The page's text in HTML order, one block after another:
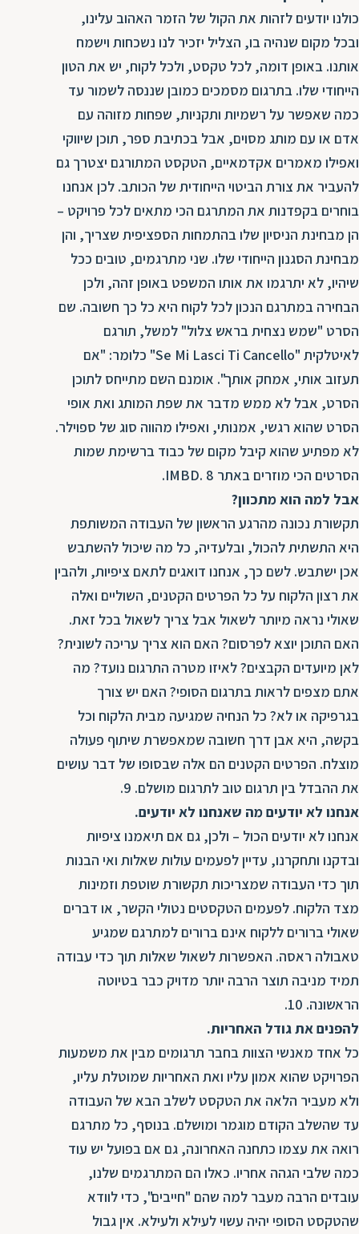
כולנו יודעים לזהות את הקול של הזמר האהוב עלינו,
ובכל מקום שנהיה בו, הצליל יזכיר לנו נשכחות וישמח
אותנו. באופן דומה, לכל טקסט, ולכל לקוח, יש את הטון
הייחודי שלו. בתרגום מסמכים כמובן שננסה לשמור עד
כמה שאפשר על רשמיות ותקניות, שפחות מזוהה עם
אדם או עם מותג מסוים, אבל בכתיבת ספר, תוכן שיווקי
ואפילו מאמרים אקדמאיים, הטקסט המתורגם יצטרך גם
להעביר את צורת הביטוי הייחודית של הכותב. לכן אנחנו
בוחרים בקפדנות את המתרגם הכי מתאים לכל פרויקט –
הן מבחינת הניסיון שלו בהתמחות הספציפית שצריך, והן
מבחינת הסגנון הייחודי שלו. שני מתרגמים, טובים ככל
שיהיו, לא יתרגמו את אותו המשפט באופן זהה, ולכן
הבחירה במתרגם הנכון לכל לקוח היא כל כך חשובה. שם
הסרט "שמש נצחית בראש צלול" למשל, תורגם
לאיטלקית "Se Mi Lasci Ti Cancello" כלומר: "אם
תעזוב אותי, אמחק אותך". אומנם השם מתייחס לתוכן
הסרט, אבל לא ממש מדבר את שפת המותג ואת אופי
הסרט שהוא רגשי, אמנותי, ואפילו מהווה סוג של ספוילר.
לא מפתיע שהוא קיבל מקום של כבוד ברשימת שמות
הסרטים הכי מוזרים באתר IMBD. 8.
אבל למה הוא מתכוון?
תקשורת נכונה מהרגע הראשון של העבודה המשותפת
היא התשתית להכול, ובלעדיה, כל מה שיכול להשתבש
אכן ישתבש. לשם כך, אנחנו דואגים לתאם ציפיות, ולהבין
את רצון הלקוח על כל הפרטים הקטנים, השוליים ואלה
שאולי נראה מיותר לשאול אבל צריך לשאול בכל זאת.
האם התוכן יוצא לפרסום? האם הוא צריך עריכה לשונית?
לאן מיועדים הקבצים? לאיזו מטרה התרגום נועד? מה
אתם מצפים לראות בתרגום הסופי? האם יש צורך
בגרפיקה או לא? כל הנחיה שמגיעה מבית הלקוח וכל
בקשה, היא אבן דרך חשובה שמאפשרת שיתוף פעולה
מוצלח. הפרטים הקטנים הם אלה שבסופו של דבר עושים
את ההבדל בין תרגום טוב לתרגום מושלם. 9.
אנחנו לא יודעים מה שאנחנו לא יודעים.
אנחנו לא יודעים הכול – ולכן, גם אם תיאמנו ציפיות
ובדקנו ותחקרנו, עדיין לפעמים עולות שאלות ואי הבנות
תוך כדי העבודה שמצריכות תקשורת שוטפת וזמינות
מצד הלקוח. לפעמים הטקסטים נטולי הקשר, או דברים
שאולי ברורים ללקוח אינם ברורים למתרגם שמגיע
טאבולה ראסה. האפשרות לשאול שאלות תוך כדי עבודה
תמיד מניבה תוצר הרבה יותר מדויק כבר בטיוטה
הראשונה. 10.
להפנים את גודל האחריות.
כל אחד מאנשי הצוות בחבר תרגומים מבין את משמעות
הפרויקט שהוא אמון עליו ואת האחריות שמוטלת עליו,
ולא מעביר הלאה את הטקסט לשלב הבא של העבודה
עד שהשלב הקודם מוגמר ומושלם. בנוסף, כל מתרגם
רואה את עצמו כתחנה האחרונה, גם אם בפועל יש עוד
כמה שלבי הגהה אחריו. כאלו הם המתרגמים שלנו,
עובדים הרבה מעבר למה שהם "חייבים", כדי לוודא
שהטקסט הסופי יהיה עשוי לעילא ולעילא. אין גבול